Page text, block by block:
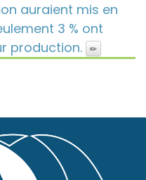
auraient mis en
3 % ont
production.